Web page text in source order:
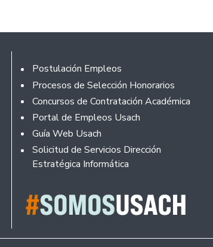
Footer
Postulación Empleos
Procesos de Selección Honorarios
Concursos de Contratación Académica
Portal de Empleos Usach
Guía Web Usach
Solicitud de Servicios Dirección
Estratégica Informática